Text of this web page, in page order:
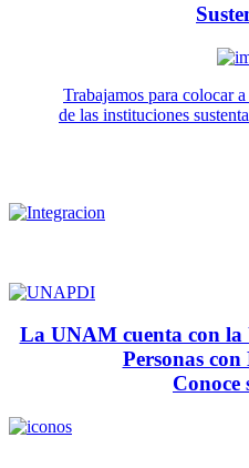
Trabajamos para colocar
de las instituciones
La UNAM cuenta con
Personas
Conoce